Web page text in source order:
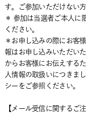
す。ご参加いただけない
＊ 参加は当選者ご本人に
ください。
＊お申し込みの際にお客
報はお申し込みいただい
からお客様にお伝えする
人情報の取扱いにつきま
シーをご参照ください。
【メール受信に関するご注